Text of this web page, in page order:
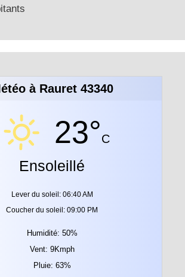
à Rauret 43340
23°C
Ensoleillé
Lever du soleil: 06:40 AM
Coucher du soleil: 09:00 PM
Humidité: 50%
Vent: 9Kmph
Pluie: 63%